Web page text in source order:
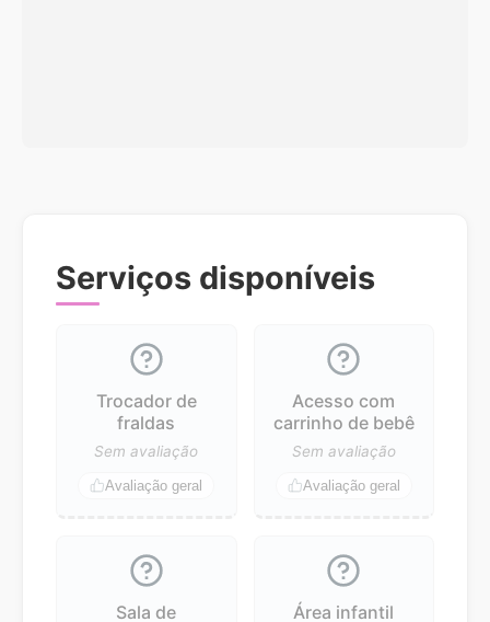
Serviços disponíveis
Trocador de
fraldas
Sem avaliação
Avaliação geral
Acesso com
carrinho de bebê
Sem avaliação
Avaliação geral
Sala de Área infantil